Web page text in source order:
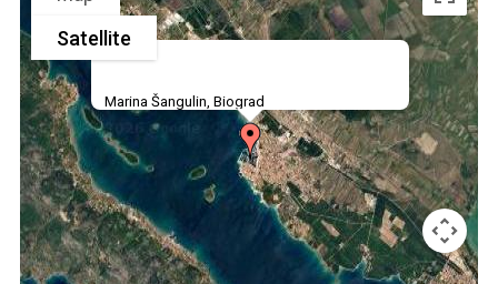
Marina Šangulin, Biograd
Satellite